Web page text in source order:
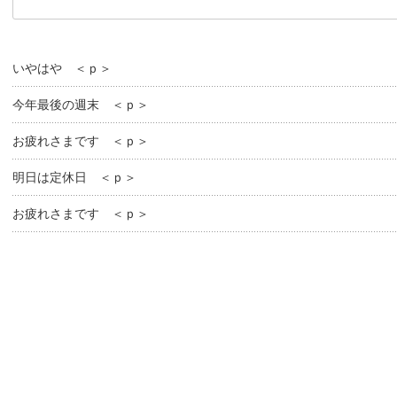
いやはや ＜ｐ＞
今年最後の週末 ＜ｐ＞
お疲れさまです ＜ｐ＞
明日は定休日 ＜ｐ＞
お疲れさまです ＜ｐ＞